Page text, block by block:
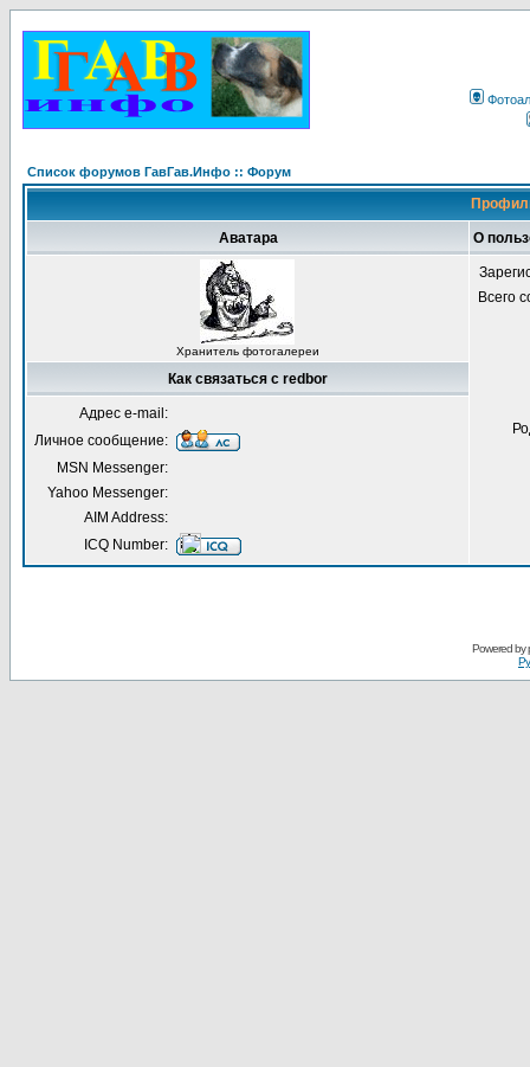
Список форумов ГавГав.Инфо :: Форум
Аватара О
Хранитель фотогалереи
Всего
Как связаться с redbor
Адрес e-mail:
Личное сообщение:
MSN Messenger:
Yahoo Messenger:
AIM Address:
ICQ Number:
Powered by